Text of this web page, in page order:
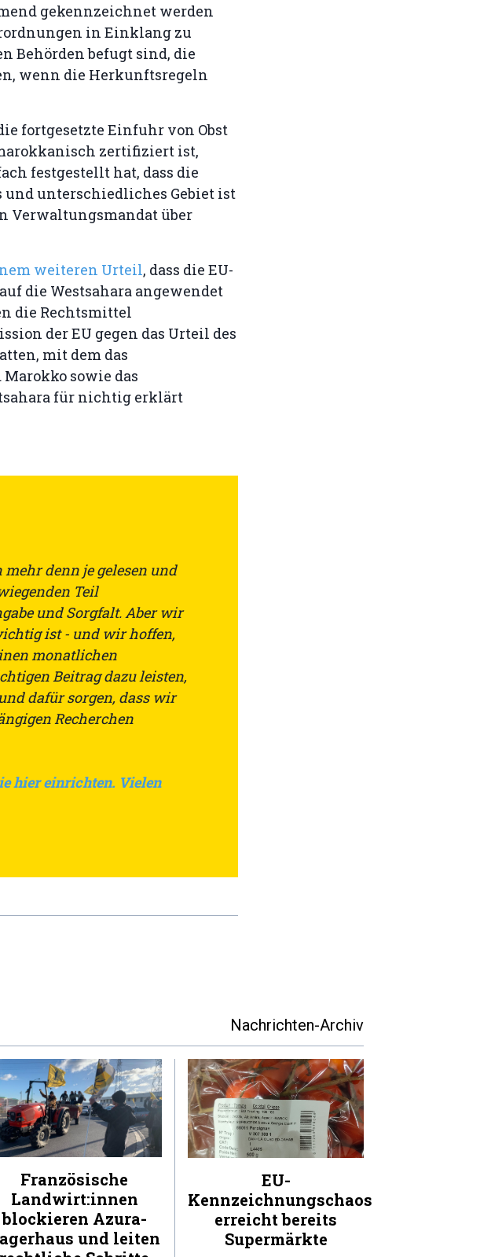
gekennzeichnet werden
in Einklang zu
Behörden befugt sind, die
wenn die Herkunftsregeln
fortgesetzte Einfuhr von Obst
zertifiziert ist,
festgestellt hat, dass die
und unterschiedliches Gebiet ist
Verwaltungsmandat über
weiteren Urteil, dass die EU-
die Westsahara angewendet
die Rechtsmittel
der EU gegen das Urteil des
mit dem das
sowie das
für nichtig erklärt
denn je gelesen und
Teil
und Sorgfalt. Aber wir
ist - und wir hoffen,
monatlichen
Beitrag dazu leisten,
dafür sorgen, dass wir
Recherchen
hier einrichten. Vielen
Nachrichten-Archiv
Französische
Landwirt:innen
blockieren Azura-
und leiten
EU-
Kennzeichnungschaos
erreicht bereits
Supermärkte